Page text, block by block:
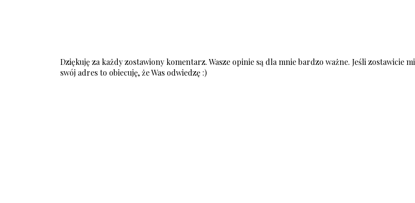
Dziękuję za każdy zostawiony komentarz. Wasze opinie są dla mnie bardzo ważne. Jeśli zostawicie mi
swój adres to obiecuję, że Was odwiedzę :)